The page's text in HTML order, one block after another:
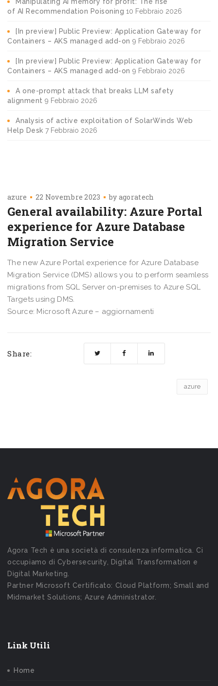
of AI Recommendation Poisoning 10 Febbraio 2026
[In preview] Public Preview: Application Gateway for
Containers – AKS managed add-on 9 Febbraio 2026
[In preview] Public Preview: Application Gateway for
Containers – AKS managed add-on 9 Febbraio 2026
A one-prompt attack that breaks LLM safety
alignment 9 Febbraio 2026
Analysis of active exploitation of SolarWinds Web
Help Desk 7 Febbraio 2026
azure 22 Novembre 2023 by agoratech
General availability: Azure Portal
experience for Azure Database
Migration Service
The new Azure Portal experience for Azure Database
Migration Service (DMS) allows you to perform seamless
migrations from SQL Server on-premises to Azure SQL
Targets using DMS.
Source: Microsoft Azure – aggiornamenti
Share:
azure
Agora Tech è una società di consulenza informatica. Ci
occupiamo di Cybersecurity, Digital Transformation e
Digital Marketing.
Partner Microsoft Certificato: Cloud Platform; Small and
Midmarket Solutions; Azure Administrator.
Link Utili
Home